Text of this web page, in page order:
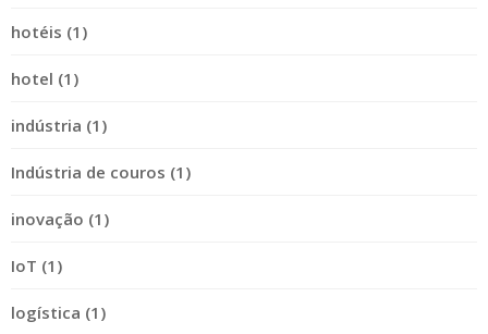
hotéis (1)
hotel (1)
indústria (1)
Indústria de couros (1)
inovação (1)
IoT (1)
logística (1)